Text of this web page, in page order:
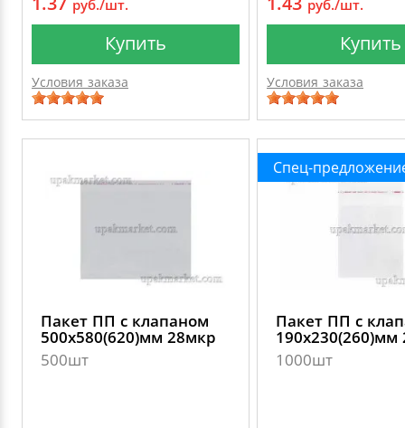
руб./шт.
Купить
Условия заказа
руб./шт.
Купить
Условия заказа
Пакет ПП с клапаном
500х580(620)мм 28мкр
500шт
Спец-
Пакет ПП с
190х230(260)мм
1000шт